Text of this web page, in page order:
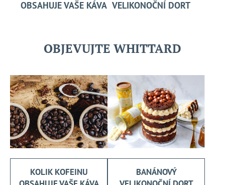
OBSAHUJE VAŠE KÁVA VELIKONOČNÍ DORT
OBJEVUJTE WHITTARD
KOLIK KOFEINU
BANÁNOVÝ